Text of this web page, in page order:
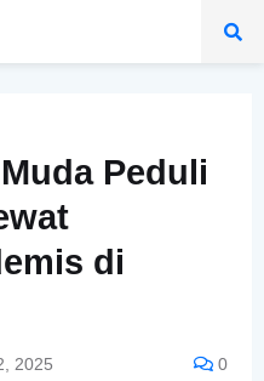
Peduli
di
2025 0